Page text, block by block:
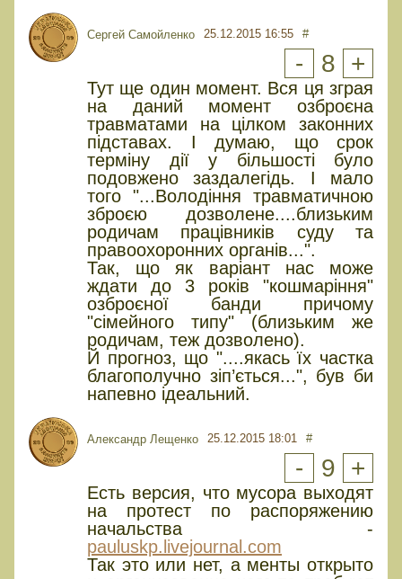
Сергей Самойленко 25.12.2015 16:55 #
- 8 +
Тут ще один момент. Вся ця зграя
на даний момент озброєна
травматами на цілком законних
підставах. І думаю, що срок
терміну дії у більшості було
подовжено заздалегідь. І мало
того "...Володіння травматичною
зброєю дозволене....близьким
родичам працівників суду та
правоохоронних органів...".
Так, що як варіант нас може
ждати до 3 років "кошмаріння"
озброєної банди причому
"сімейного типу" (близьким же
родичам, теж дозволено).
Й прогноз, що "....якась їх частка
благополучно зіп’ється...", був би
напевно ідеальний.
Александр Лещенко 25.12.2015 18:01 #
- 9 +
Есть версия, что мусора выходят
на протест по распоряжению
начальства -
pauluskp.livejournal.com
Так это или нет, а менты открыто